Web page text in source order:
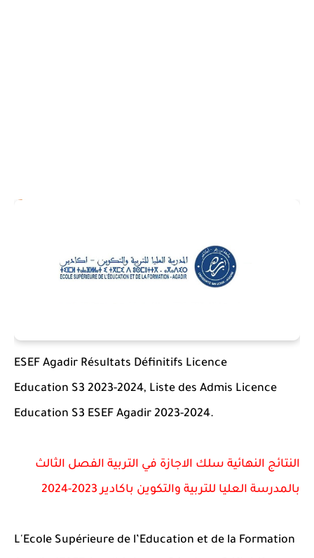
ESEF Agadir Résultats Définitifs Licence
Education S3 2023-2024, Liste des Admis Licence
Education S3 ESEF Agadir 2023-2024.
النتائج النهائية سلك الاجازة في التربية الفصل الثالث
بالمدرسة العليا للتربية والتكوين باكادير 2023-2024
L'Ecole Supérieure de l’Education et de la Formation